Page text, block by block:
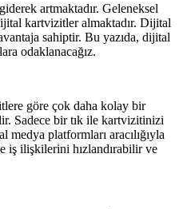
artmaktadır. Geleneksel
kartvizitler almaktadır. Dijital
sahiptir. Bu yazıda, dijital
odaklanacağız.
göre çok daha kolay bir
Sadece bir tık ile kartvizitinizi
platformları aracılığıyla
iş ilişkilerini hızlandırabilir ve